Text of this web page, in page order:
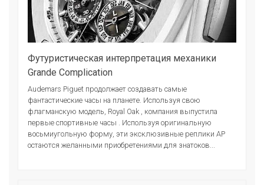
Футуристическая интерпретация механики
Grande Complication
Audemars Piguet продолжает создавать самые
фантастические часы на планете. Используя свою
флагманскую модель, Royal Oak , компания выпустила
первые спортивные часы . Используя оригинальную
восьмиугольную форму, эти эксклюзивные реплики AP
остаются желанными приобретениями для знатоков...